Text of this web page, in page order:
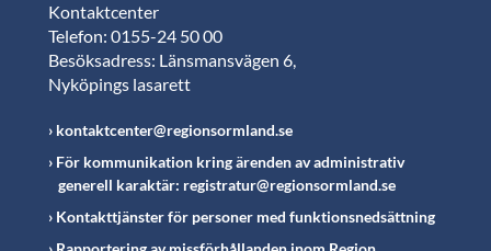
Kontaktcenter
Telefon: 0155-24 50 00
Besöksadress: Länsmansvägen 6,
Nyköpings lasarett
kontaktcenter@regionsormland.se
För kommunikation kring ärenden av administrativ
generell karaktär: registratur@regionsormland.se
Kontakttjänster för personer med funktionsnedsättning